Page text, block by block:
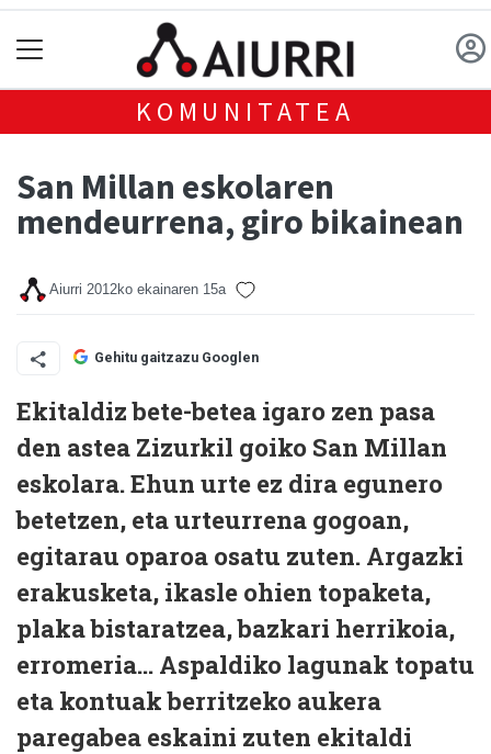
KOMUNITATEA
San Millan eskolaren
mendeurrena, giro bikainean
Aiurri 2012ko ekainaren 15a
Gehitu gaitzazu Googlen
Ekitaldiz bete-betea igaro zen pasa
den astea Zizurkil goiko San Millan
eskolara. Ehun urte ez dira egunero
betetzen, eta urteurrena gogoan,
egitarau oparoa osatu zuten. Argazki
erakusketa, ikasle ohien topaketa,
plaka bistaratzea, bazkari herrikoia,
erromeria... Aspaldiko lagunak topatu
eta kontuak berritzeko aukera
paregabea eskaini zuten ekitaldi